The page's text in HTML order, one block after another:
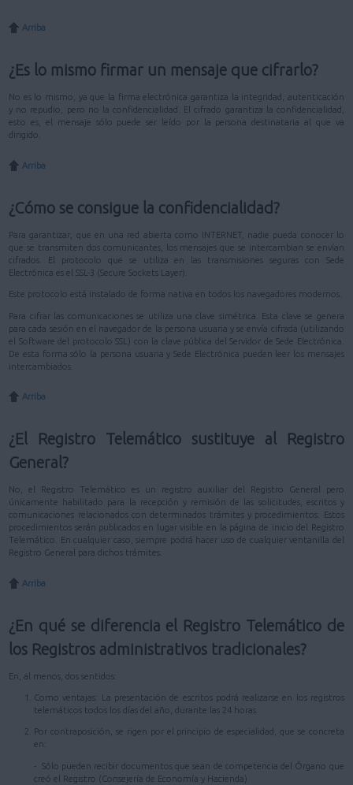
Arriba
¿Es lo mismo firmar un mensaje que cifrarlo?
No es lo mismo, ya que la firma electrónica garantiza la integridad, autenticación
y no repudio, pero no la confidencialidad. El cifrado garantiza la confidencialidad,
esto es, el mensaje sólo puede ser leído por la persona destinataria al que va
dirigido.
Arriba
¿Cómo se consigue la confidencialidad?
Para garantizar, que en una red abierta como INTERNET, nadie pueda conocer lo
que se transmiten dos comunicantes, los mensajes que se intercambian se envían
cifrados. El protocolo que se utiliza en las transmisiones seguras con Sede
Electrónica es el SSL-3 (Secure Sockets Layer).
Este protocolo está instalado de forma nativa en todos los navegadores modernos.
Para cifrar las comunicaciones se utiliza una clave simétrica. Esta clave se genera
para cada sesión en el navegador de la persona usuaria y se envía cifrada (utilizando
el Software del protocolo SSL) con la clave pública del Servidor de Sede Electrónica.
De esta forma sólo la persona usuaria y Sede Electrónica pueden leer los mensajes
intercambiados.
Arriba
¿El Registro Telemático sustituye al Registro
General?
No, el Registro Telemático es un registro auxiliar del Registro General pero
únicamente habilitado para la recepción y remisión de las solicitudes, escritos y
comunicaciones relacionados con determinados trámites y procedimientos. Estos
procedimientos serán publicados en lugar visible en la página de inicio del Registro
Telemático. En cualquier caso, siempre podrá hacer uso de cualquier ventanilla del
Registro General para dichos trámites.
Arriba
¿En qué se diferencia el Registro Telemático de
los Registros administrativos tradicionales?
En, al menos, dos sentidos:
Como ventajas: La presentación de escritos podrá realizarse en los registros
telemáticos todos los días del año, durante las 24 horas.
Por contraposición, se rigen por el principio de especialidad, que se concreta
en:
- Sólo pueden recibir documentos que sean de competencia del Órgano que
creó el Registro (Consejería de Economía y Hacienda)